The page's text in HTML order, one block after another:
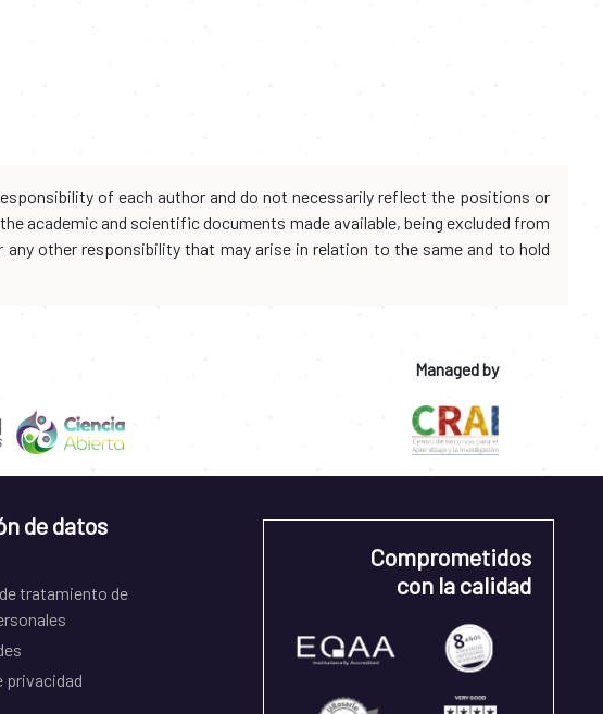
of each author and do not necessarily reflect the positions or
academic and scientific documents made available, being excluded from
other responsibility that may arise in relation to the same and to hold
Managed by
de datos
tratamiento de
privacidad
Comprometidos
con la calidad